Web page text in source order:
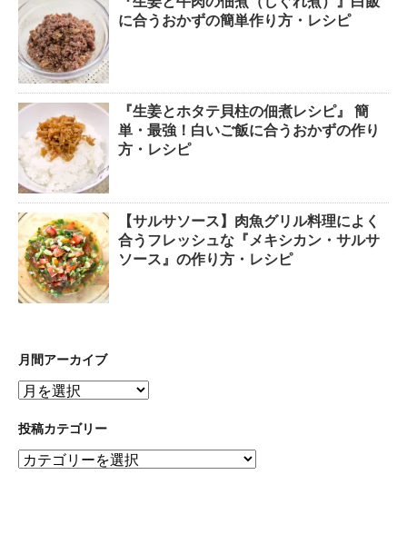
に合うおかずの簡単作り方・レシピ
『生姜とホタテ貝柱の佃煮レシピ』 簡
単・最強！白いご飯に合うおかずの作り
方・レシピ
【サルサソース】肉魚グリル料理によく
合うフレッシュな『メキシカン・サルサ
ソース』の作り方・レシピ
月間アーカイブ
月
ア
カ
投稿カテゴリー
投